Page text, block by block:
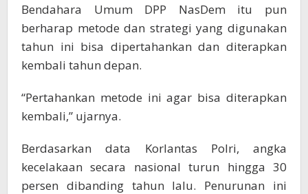
Bendahara Umum DPP NasDem itu pun
berharap metode dan strategi yang digunakan
tahun ini bisa dipertahankan dan diterapkan
kembali tahun depan.
“Pertahankan metode ini agar bisa diterapkan
kembali,” ujarnya.
Berdasarkan data Korlantas Polri, angka
kecelakaan secara nasional turun hingga 30
persen dibanding tahun lalu. Penurunan ini